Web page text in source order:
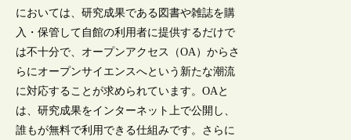
においては、研究成果である図書や雑誌を購
入・保管して自館の利用者に提供するだけで
は不十分で、オープンアクセス（OA）からさ
らにオープンサイエンスへという新たな潮流
に対応することが求められています。OAと
は、研究成果をインターネット上で公開し、
誰もが無料で利用できる仕組みです。さらに